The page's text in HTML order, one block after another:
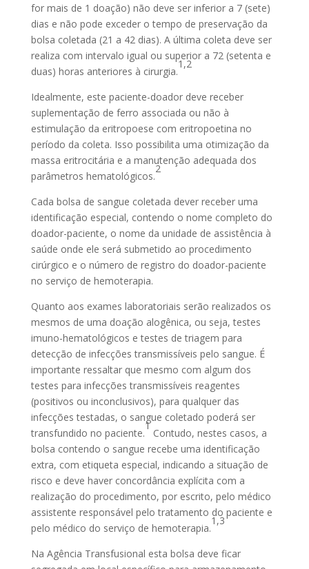
for mais de 1 doação) não deve ser inferior a 7 (sete)
dias e não pode exceder o tempo de preservação da
bolsa coletada (21 a 42 dias). A última coleta deve ser
realiza com intervalo igual ou superior a 72 (setenta e
duas) horas anteriores à cirurgia.
1,2
Idealmente, este paciente-doador deve receber
suplementação de ferro associada ou não à
estimulação da eritropoese com eritropoetina no
período da coleta. Isso possibilita uma otimização da
massa eritrocitária e a manutenção adequada dos
parâmetros hematológicos.
2
Cada bolsa de sangue coletada dever receber uma
identificação especial, contendo o nome completo do
doador-paciente, o nome da unidade de assistência à
saúde onde ele será submetido ao procedimento
cirúrgico e o número de registro do doador-paciente
no serviço de hemoterapia.
Quanto aos exames laboratoriais serão realizados os
mesmos de uma doação alogênica, ou seja, testes
imuno-hematológicos e testes de triagem para
detecção de infecções transmissíveis pelo sangue. É
importante ressaltar que mesmo com algum dos
testes para infecções transmissíveis reagentes
(positivos ou inconclusivos), para qualquer das
infecções testadas, o sangue coletado poderá ser
transfundido no paciente.
1
Contudo, nestes casos, a
bolsa contendo o sangue recebe uma identificação
extra, com etiqueta especial, indicando a situação de
risco e deve haver concordância explícita com a
realização do procedimento, por escrito, pelo médico
assistente responsável pelo tratamento do paciente e
pelo médico do serviço de hemoterapia.
1,3
Na Agência Transfusional esta bolsa deve ficar